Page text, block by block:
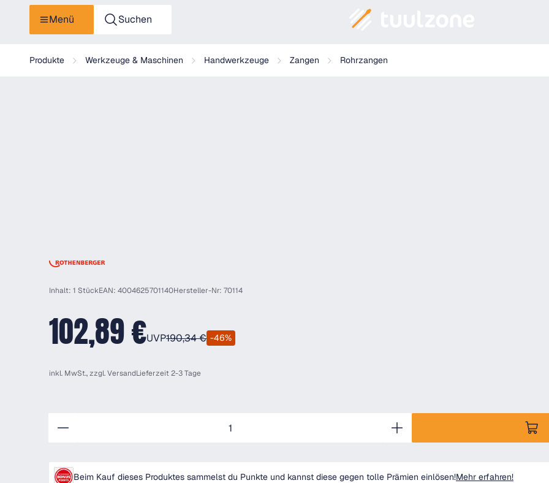
Menü Suchen
Produkte Werkzeuge & Maschinen Handwerkzeuge Zangen Rohrzangen
Rothenberger Eckrohrzange, 90°, 4"
Inhalt: 1 StückEAN: 4004625701140Hersteller-Nr: 70114
102,89 €UVP190,34 € -46%
inkl. MwSt., zzgl.VersandLieferzeit 2-3 Tage
Beim Kauf dieses Produktes sammelst du Punkte und kannst diese gegen tolle Prämien einlösen!Mehr erfahren!